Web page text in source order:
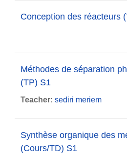
Conception des réacteurs
Méthodes de séparation
(TP) S1
Teacher: sediri meriem
Synthèse organique des
(Cours/TD) S1